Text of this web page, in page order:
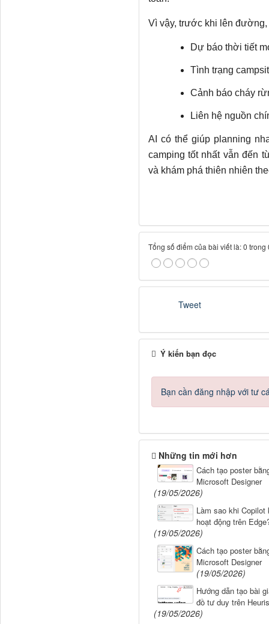
Vì vậy, trước khi lên đường,
Dự báo thời tiết
Tình trạng
Cảnh báo cháy
Liên hệ nguồn
AI có thể giúp planning
camping tốt nhất vẫn đến
và khám phá thiên nhiên
Tổng số điểm của bài viết là: 0 trong
Tweet
Ý kiến bạn đọc
Bạn cần đăng nhập với tư
Những tin mới hơn
Cách tạo poster
Microsoft Designer
(19/05/2026)
Làm sao khi Copilot
hoạt động trên
(19/05/2026)
Cách tạo poster
Microsoft Designer
(19/05/2026)
Hướng dẫn tạo bài
đồ tư duy trên
(19/05/2026)